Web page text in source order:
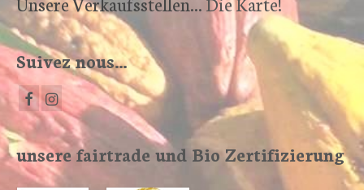
Suivez nous…
unsere fairtrade und Bio Zertifizierung